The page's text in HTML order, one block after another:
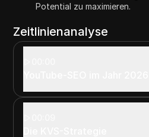
Potential zu maximieren.
Zeitlinienanalyse